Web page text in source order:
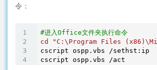
令：
#进入Office文件夹执行命令
cd
"C:\Program Files
cscript ospp.vbs /sethst:ip